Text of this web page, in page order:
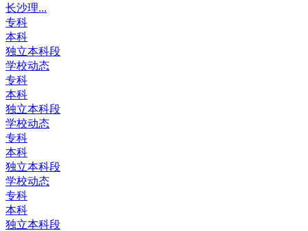
长沙理...
专科
本科
独立本科段
学校动态
专科
本科
独立本科段
学校动态
专科
本科
独立本科段
学校动态
专科
本科
独立本科段